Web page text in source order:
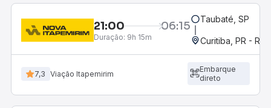
21:00 06:15
Duração: 9h 15m
Taubaté, SP
Curitiba, PR -
7,3 Viação Itapemirim
Embarque
direto